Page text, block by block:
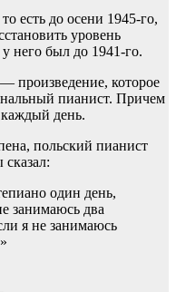
есть до осени 1945-го,
уровень
него был до 1941-го.
произведение, которое
пианист. Причем
день.
польский пианист
один день,
занимаюсь два
я не занимаюсь